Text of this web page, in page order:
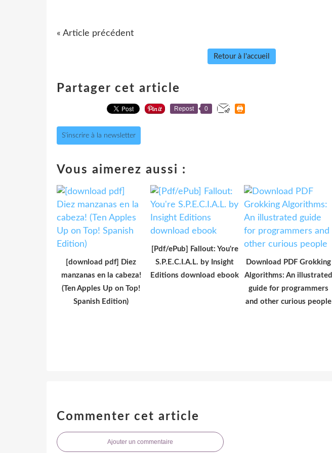
« Article précédent
Retour à l'accueil
Partager cet article
Repost 0
S'inscrire à la newsletter
Vous aimerez aussi :
[download pdf] Diez
manzanas en la cabeza!
(Ten Apples Up on Top!
Spanish Edition)
[Pdf/ePub] Fallout: You're
S.P.E.C.I.A.L. by Insight
Editions download ebook
Download PDF Grokking
Algorithms: An illustrated
guide for programmers
and other curious people
Commenter cet article
Ajouter un commentaire